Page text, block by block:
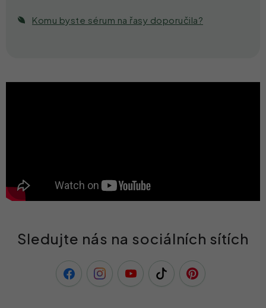
Komu byste sérum na řasy doporučila?
Sledujte nás na sociálních sítích